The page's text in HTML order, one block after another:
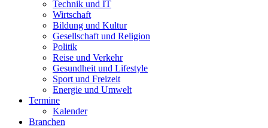
Technik und IT
Wirtschaft
Bildung und Kultur
Gesellschaft und Religion
Politik
Reise und Verkehr
Gesundheit und Lifestyle
Sport und Freizeit
Energie und Umwelt
Termine
Kalender
Branchen